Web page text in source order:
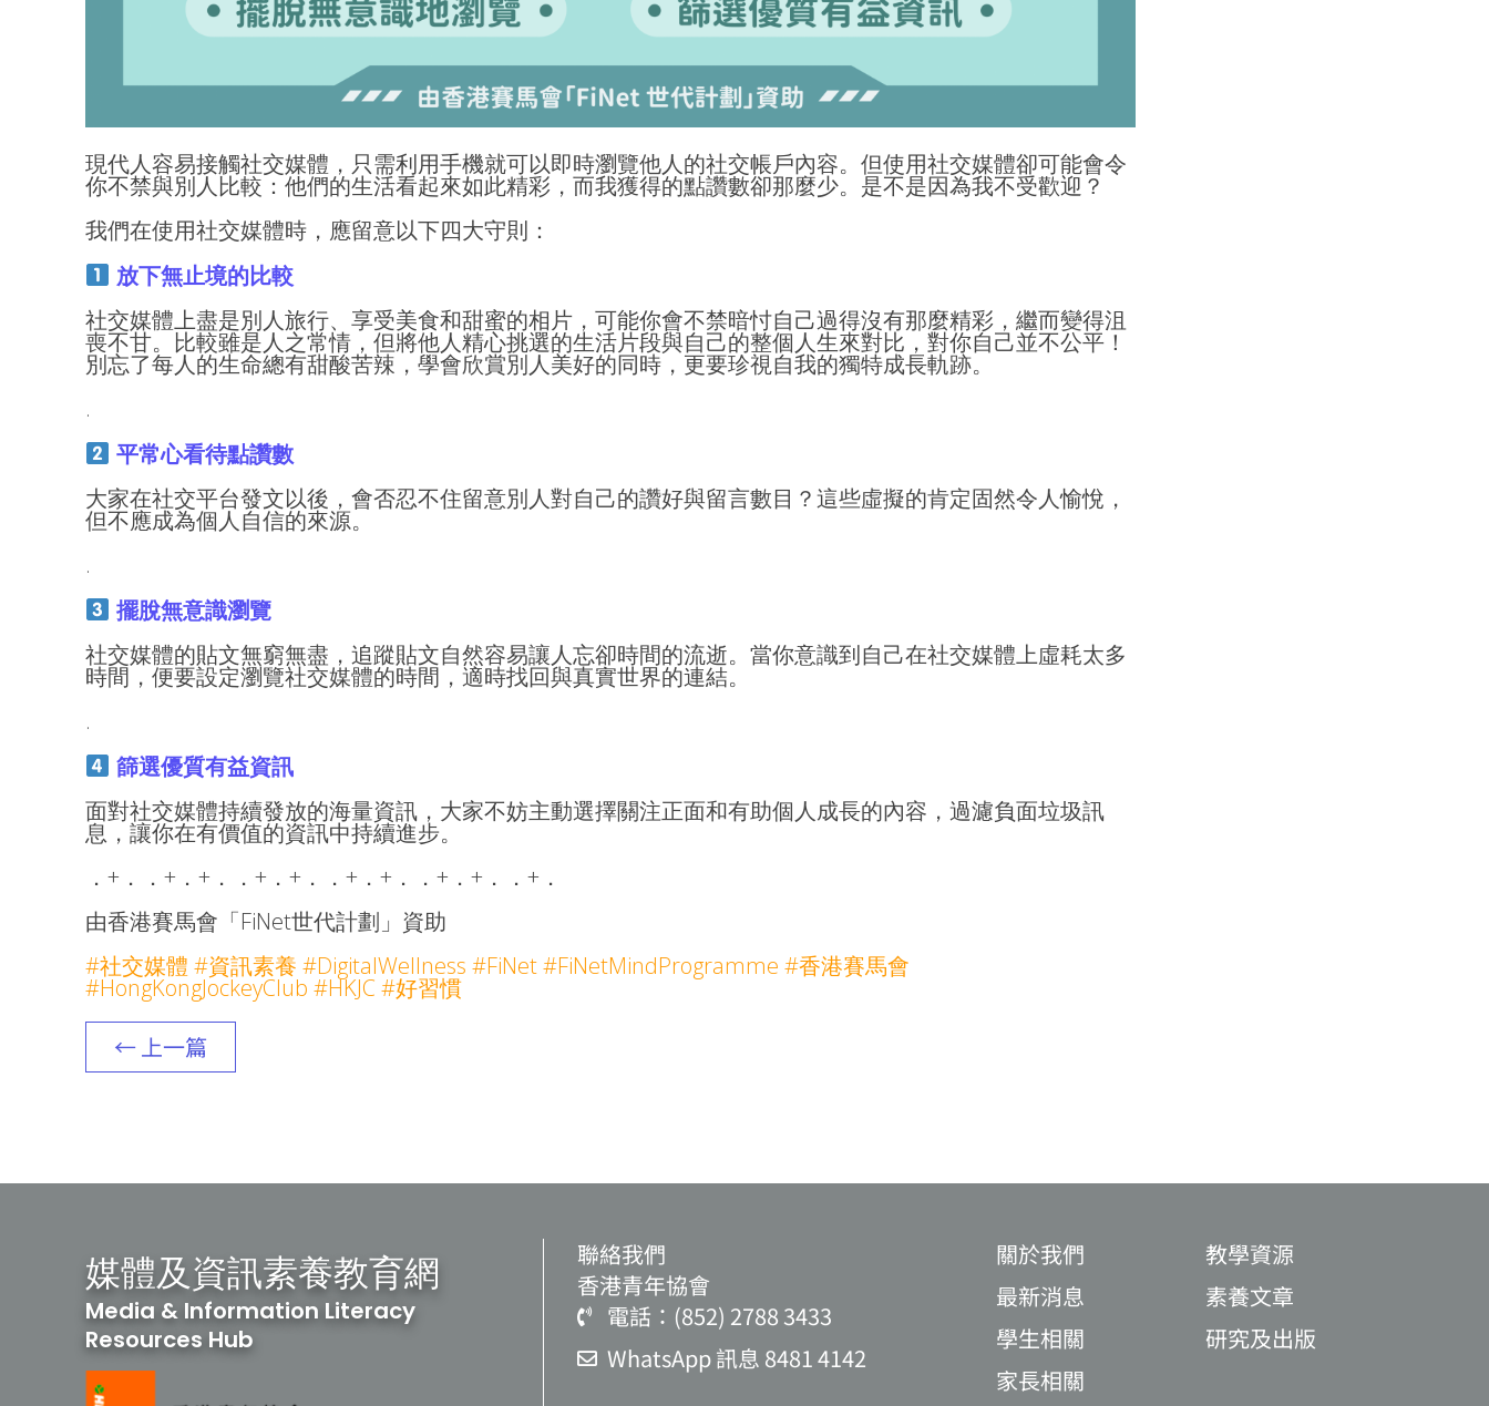
現代人容易接觸社交媒體，只需利用手機就可以即時瀏覽他人的社交帳戶內容。但使用社交媒體卻可能會令
你不禁與別人比較：他們的生活看起來如此精彩，而我獲得的點讚數卻那麼少。是不是因為我不受歡迎？
我們在使用社交媒體時，應留意以下四大守則：
放下無止境的比較
社交媒體上盡是別人旅行、享受美食和甜蜜的相片，可能你會不禁暗忖自己過得沒有那麼精彩，繼而變得沮
喪不甘。比較雖是人之常情，但將他人精心挑選的生活片段與自己的整個人生來對比，對你自己並不公平！
別忘了每人的生命總有甜酸苦辣，學會欣賞別人美好的同時，更要珍視自我的獨特成長軌跡。
.
平常心看待點讚數
大家在社交平台發文以後，會否忍不住留意別人對自己的讚好與留言數目？這些虛擬的肯定固然令人愉悅，
但不應成為個人自信的來源。
.
擺脫無意識瀏覽
社交媒體的貼文無窮無盡，追蹤貼文自然容易讓人忘卻時間的流逝。當你意識到自己在社交媒體上虛耗太多
時間，便要設定瀏覽社交媒體的時間，適時找回與真實世界的連結。
.
篩選優質有益資訊
面對社交媒體持續發放的海量資訊，大家不妨主動選擇關注正面和有助個人成長的內容，過濾負面垃圾訊
息，讓你在有價值的資訊中持續進步。
．+．．+．+．．+．+．．+．+．．+．+．．+．
由香港賽馬會「FiNet世代計劃」資助
#社交媒體 #資訊素養 #DigitalWellness #FiNet #FiNetMindProgramme #香港賽馬會
#HongKongJockeyClub #HKJC #好習慣
← 上一篇
媒體及資訊素養教育網
Media & Information Literacy
Resources Hub
聯絡我們
香港青年協會
電話：(852) 2788 3433
WhatsApp 訊息 8481 4142
關於我們
最新消息
學生相關
家長相關
教學資源
素養文章
研究及出版